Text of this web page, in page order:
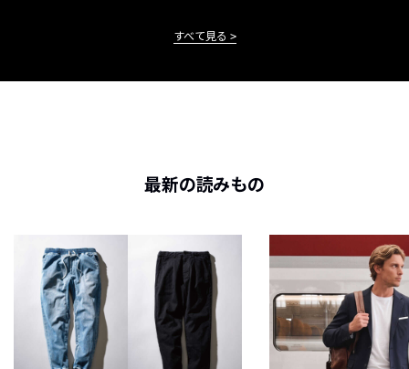
すべて見る
最新の読みもの